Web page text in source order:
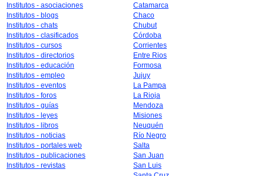
Institutos - asociaciones
Institutos - blogs
Institutos - chats
Institutos - clasificados
Institutos - cursos
Institutos - directorios
Institutos - educación
Institutos - empleo
Institutos - eventos
Institutos - foros
Institutos - guías
Institutos - leyes
Institutos - libros
Institutos - noticias
Institutos - portales web
Institutos - publicaciones
Institutos - revistas
Catamarca
Chaco
Chubut
Córdoba
Corrientes
Entre Rios
Formosa
Jujuy
La Pampa
La Rioja
Mendoza
Misiones
Neuquén
Río Negro
Salta
San Juan
San Luis